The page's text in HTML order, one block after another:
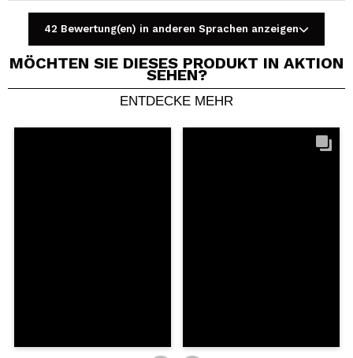
Ein Video oder Foto teilen
Dein Video könnte das erste sein. Stell es dir vor...
42 Bewertung(en) in anderen Sprachen anzeigen
MÖCHTEN SIE DIESES PRODUKT IN AKTION
SEHEN?
ENTDECKE MEHR